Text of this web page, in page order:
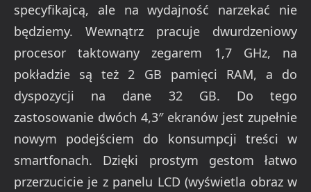
specyfikajcą, ale na wydajność narzekać nie
będziemy. Wewnątrz pracuje dwurdzeniowy
procesor taktowany zegarem 1,7 GHz, na
pokładzie są też 2 GB pamięci RAM, a do
dyspozycji na dane 32 GB. Do tego
zastosowanie dwóch 4,3″ ekranów jest zupełnie
nowym podejściem do konsumpcji treści w
smartfonach. Dzięki prostym gestom łatwo
przerzucicie je z panelu LCD (wyświetla obraz w